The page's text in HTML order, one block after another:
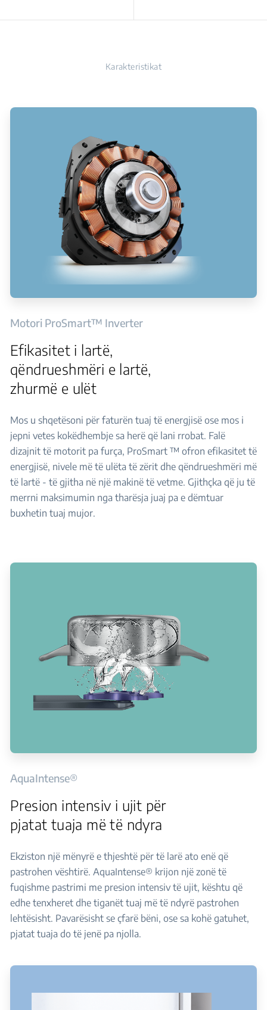
Karakteristikat
Motori ProSmart™ Inverter
Efikasitet i lartë,
qëndrueshmëri e lartë,
zhurmë e ulët
Mos u shqetësoni për faturën tuaj të energjisë ose mos i
jepni vetes kokëdhembje sa herë që lani rrobat. Falë
dizajnit të motorit pa furça, ProSmart ™ ofron efikasitet të
energjisë, nivele më të ulëta të zërit dhe qëndrueshmëri më
të lartë - të gjitha në një makinë të vetme. Gjithçka që ju të
merrni maksimumin nga tharësja juaj pa e dëmtuar
buxhetin tuaj mujor.
AquaIntense®
Presion intensiv i ujit për
pjatat tuaja më të ndyra
Ekziston një mënyrë e thjeshtë për të larë ato enë që
pastrohen vështirë. AquaIntense® krijon një zonë të
fuqishme pastrimi me presion intensiv të ujit, kështu që
edhe tenxheret dhe tiganët tuaj më të ndyrë pastrohen
lehtësisht. Pavarësisht se çfarë bëni, ose sa kohë gatuhet,
pjatat tuaja do të jenë pa njolla.